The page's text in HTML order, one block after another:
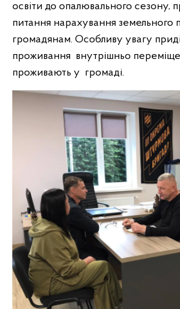
освіти до опалювального сезону,
питання нарахування земельного
громадянам. Особливу увагу
проживання внутрішньо
проживають у громаді.